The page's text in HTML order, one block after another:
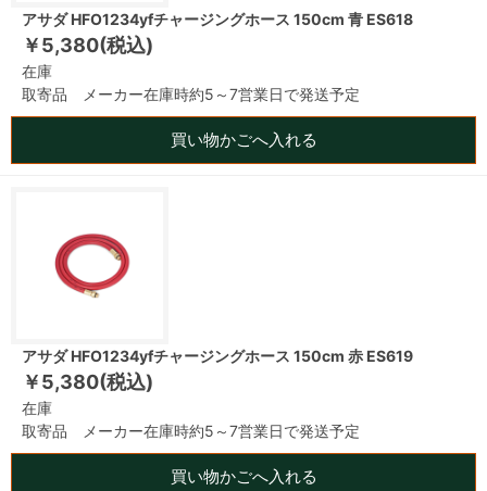
アサダ HFO1234yfチャージングホース 150cm 青 ES618
￥5,380(税込)
在庫
取寄品 メーカー在庫時約5～7営業日で発送予定
買い物かごへ入れる
アサダ HFO1234yfチャージングホース 150cm 赤 ES619
￥5,380(税込)
在庫
取寄品 メーカー在庫時約5～7営業日で発送予定
買い物かごへ入れる